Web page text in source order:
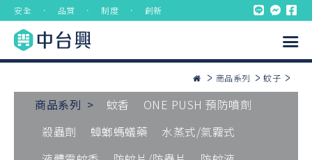
安全 ． 品質 ． 制度 ． 創新
商品系列 蚊子
商品系列 > 蚊香
ONE PUSH 預防噴劑
殺蟲劑
蟑螂螞蟻藥
水蒸式/氣霧式